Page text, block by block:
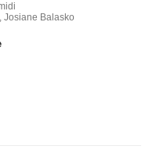
Josiane Balasko